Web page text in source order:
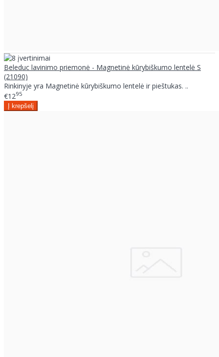
Beleduc lavinimo priemonė - Magnetinė kūrybiškumo lentelė S
(21090)
Rinkinyje yra Magnetinė kūrybiškumo lentelė ir pieštukas. ..
€1295